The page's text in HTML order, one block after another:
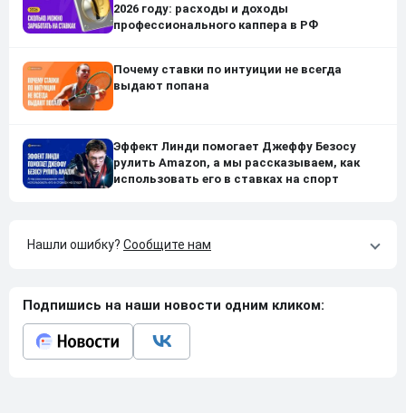
2026 году: расходы и доходы
профессионального каппера в РФ
Почему ставки по интуиции не всегда
выдают попана
Эффект Линди помогает Джеффу Безосу
рулить Amazon, а мы рассказываем, как
использовать его в ставках на спорт
Нашли ошибку? Сообщите нам
Подпишись на наши новости одним кликом: